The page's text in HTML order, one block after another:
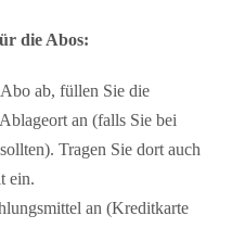
die Abos:
ab, füllen Sie die
an (falls Sie bei
Tragen Sie dort auch
ein.
an (Kreditkarte